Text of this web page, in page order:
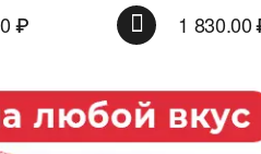
₽ 1 830.00